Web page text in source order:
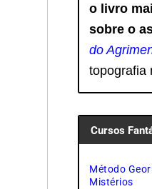
o livro
sobre o
do
topografia
Cursos
Método
Mistérios